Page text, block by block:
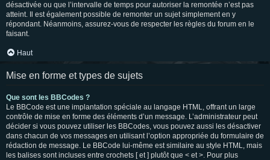
désactivée ou que l’intervalle de temps pour autoriser la remontée n’est pas
atteint. Il est également possible de remonter un sujet simplement en y
répondant. Néanmoins, assurez-vous de respecter les règles du forum en le
faisant.
Haut
Mise en forme et types de sujets
Que sont les BBCodes ?
Le BBCode est une implantation spéciale au langage HTML, offrant un large
contrôle de mise en forme des éléments d’un message. L’administrateur peut
décider si vous pouvez utiliser les BBCodes, vous pouvez aussi les désactiver
dans chacun de vos messages en utilisant l’option appropriée du formulaire de
rédaction de message. Le BBCode lui-même est similaire au style HTML, mais
les balises sont incluses entre crochets [ et ] plutôt que < et >. Pour plus